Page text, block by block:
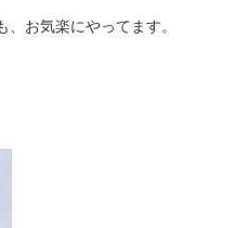
お気楽にやってます。